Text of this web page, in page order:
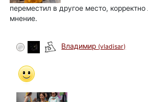
переместил в другое место,
мнение.
Владимир (vladisar)